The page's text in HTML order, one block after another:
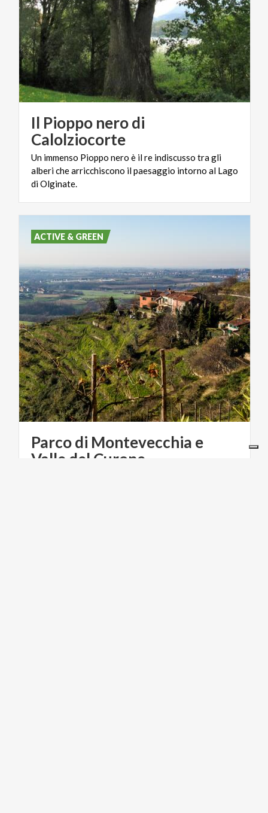
Il Pioppo nero di
Calolziocorte
Un immenso Pioppo nero è il re indiscusso tra gli
alberi che arricchiscono il paesaggio intorno al Lago
di Olginate.
Parco di Montevecchia e
Valle del Curone
ACTIVE & GREEN